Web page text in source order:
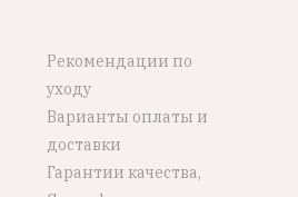
Рекомендации по
уходу
Варианты оплаты и
доставки
Гарантии качества,